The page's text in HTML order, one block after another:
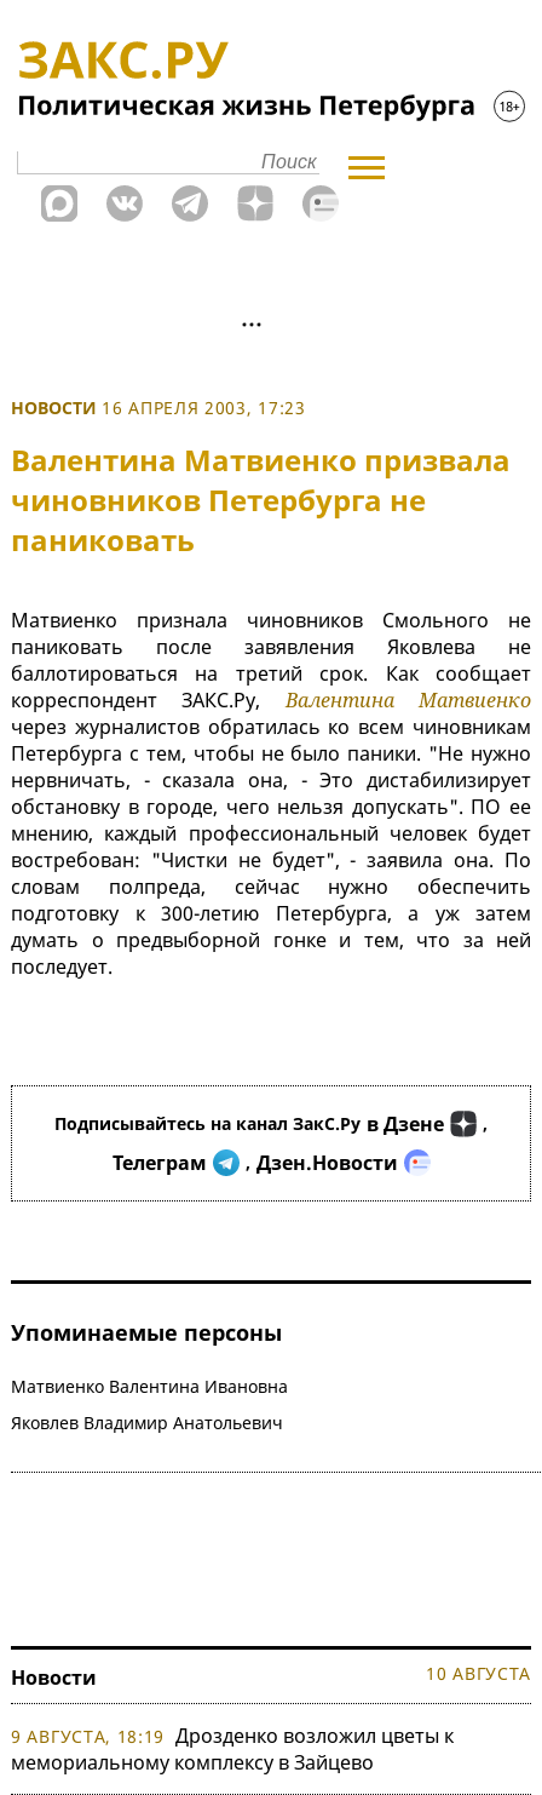
НОВОСТИ 16 АПРЕЛЯ 2003, 17:23
Валентина Матвиенко призвала
чиновников Петербурга не
паниковать
Матвиенко признала чиновников Смольного не
паниковать после завявления Яковлева не
баллотироваться на третий срок. Как сообщает
корреспондент ЗАКС.Ру,Валентина Матвиенко
через журналистов обратилась ко всем чиновникам
Петербурга с тем, чтобы не было паники. "Не нужно
нервничать, - сказала она, - Это дистабилизирует
обстановку в городе, чего нельзя допускать". ПО ее
мнению, каждый профессиональный человек будет
востребован: "Чистки не будет", - заявила она. По
словам полпреда, сейчас нужно обеспечить
подготовку к 300-летию Петербурга, а уж затем
думать о предвыборной гонке и тем, что за ней
последует.
Подписывайтесь на канал ЗакС.Ру в Дзене ,
Телеграм , Дзен.Новости
Упоминаемые персоны
Матвиенко Валентина Ивановна
Яковлев Владимир Анатольевич
Новости 10 АВГУСТА
9 АВГУСТА, 18:19 Дрозденко возложил цветы к
мемориальному комплексу в Зайцево